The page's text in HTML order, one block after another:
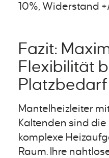
10%, Widerstand
Fazit:
Flexibilität
Platzbedarf
Mantelheizleiter
Kaltenden sind
komplexe
Raum. Ihre